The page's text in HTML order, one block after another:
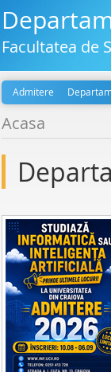
Facultatea de
Admitere
Acasa